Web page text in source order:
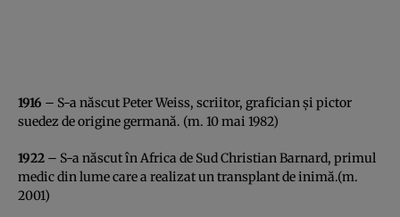
1916 – S-a născut Peter Weiss, scriitor, grafician şi pictor
suedez de origine germană. (m. 10 mai 1982)
1922 – S-a născut în Africa de Sud Christian Barnard, primul
medic din lume care a realizat un transplant de inimă.(m.
2001)